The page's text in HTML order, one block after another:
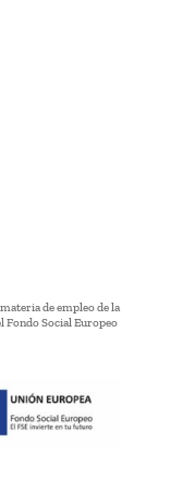
de empleo de la
Fondo Social Europeo